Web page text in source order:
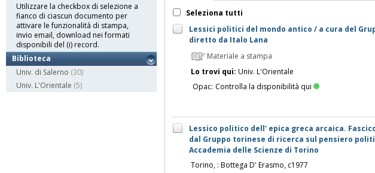
Utilizzare la checkbox di selezione a
fianco di ciascun documento per
attivare le funzionalità di stampa,
invio email, download nei formati
disponibili del (i) record.
Biblioteca
Univ. di Salerno (30)
Univ. L'Orientale (5)
Seleziona tutti
Lessici politici del mondo antico / a cura del
diretto da Italo Lana
Materiale a stampa
Lo trovi qui: Univ. L'Orientale
Opac: Controlla la disponibilità qui
Lessico politico dell' epica greca arcaica.
dal Gruppo torinese di ricerca sul pensiero
Accademia delle Scienze di Torino
Torino, : Bottega D' Erasmo, c1977